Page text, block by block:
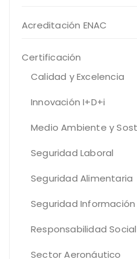
Acreditación ENAC
Certificación
Calidad y Excelencia
Innovación I+D+i
Medio Ambiente y
Seguridad Laboral
Seguridad Alimentaria
Seguridad Información
Responsabilidad Social
Sector Aeronáutico